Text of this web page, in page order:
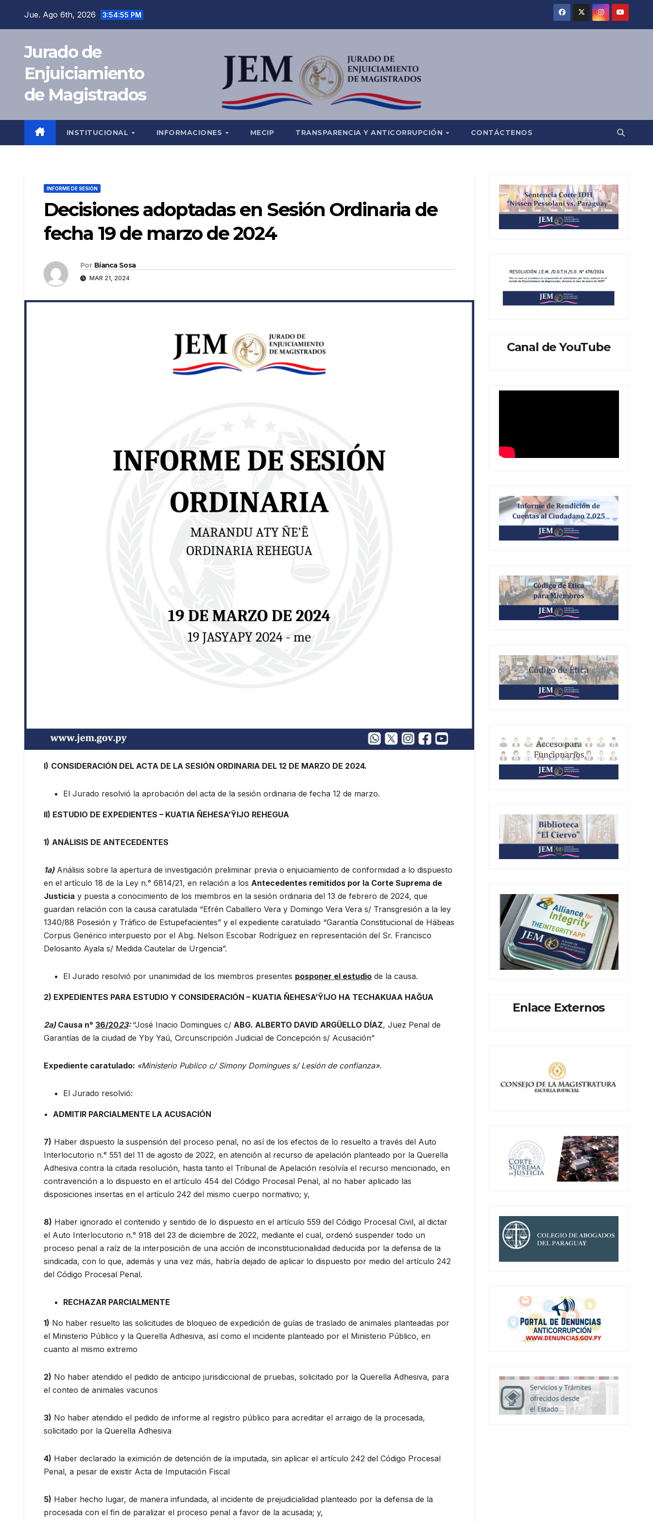
Jue. Ago 6th, 2026 3:54:56 PM
Jurado de
Enjuiciamiento
de Magistrados
INSTITUCIONAL INFORMACIONES MECIP TRANSPARENCIA Y ANTICORRUPCIÓN CONTÁCTENOS
INFORME DE SESIÓN
Decisiones adoptadas en Sesión Ordinaria de
fecha 19 de marzo de 2024
Por Bianca Sosa
MAR 21, 2024
I) CONSIDERACIÓN DEL ACTA DE LA SESIÓN ORDINARIA DEL 12 DE MARZO DE 2024.
El Jurado resolvió la aprobación del acta de la sesión ordinaria de fecha 12 de marzo.
II) ESTUDIO DE EXPEDIENTES – KUATIA ÑEHESA’ỸIJO REHEGUA
1) ANÁLISIS DE ANTECEDENTES
1a)Análisis sobre la apertura de investigación preliminar previa o enjuiciamiento de conformidad a lo dispuesto
en el artículo 18 de la Ley n.° 6814/21, en relación a los Antecedentes remitidos por la Corte Suprema de
Justicia y puesta a conocimiento de los miembros en la sesión ordinaria del 13 de febrero de 2024, que
guardan relación con la causa caratulada “Efrén Caballero Vera y Domingo Vera Vera s/ Transgresión a la ley
1340/88 Posesión y Tráfico de Estupefacientes” y el expediente caratulado “Garantía Constitucional de Hábeas
Corpus Genérico interpuesto por el Abg. Nelson Escobar Rodríguez en representación del Sr. Francisco
Delosanto Ayala s/ Medida Cautelar de Urgencia”.
El Jurado resolvió por unanimidad de los miembros presentes posponer el estudio de la causa.
2) EXPEDIENTES PARA ESTUDIO Y CONSIDERACIÓN – KUATIA ÑEHESA’ỸIJO HA TECHAKUAA HAĞUA
2a)Causa n° 36/2023:“José Inacio Domingues c/ ABG. ALBERTO DAVID ARGÜELLO DÍAZ, Juez Penal de
Garantías de la ciudad de Yby Yaú, Circunscripción Judicial de Concepción s/ Acusación”
Expediente caratulado: «Ministerio Publico c/ Simony Domingues s/ Lesión de confianza».
El Jurado resolvió:
• ADMITIR PARCIALMENTE LA ACUSACIÓN
7) Haber dispuesto la suspensión del proceso penal, no así de los efectos de lo resuelto a través del Auto
Interlocutorio n.° 551 del 11 de agosto de 2022, en atención al recurso de apelación planteado por la Querella
Adhesiva contra la citada resolución, hasta tanto el Tribunal de Apelación resolvía el recurso mencionado, en
contravención a lo dispuesto en el artículo 454 del Código Procesal Penal, al no haber aplicado las
disposiciones insertas en el artículo 242 del mismo cuerpo normativo; y,
8) Haber ignorado el contenido y sentido de lo dispuesto en el artículo 559 del Código Procesal Civil, al dictar
el Auto Interlocutorio n.° 918 del 23 de diciembre de 2022, mediante el cual, ordenó suspender todo un
proceso penal a raíz de la interposición de una acción de inconstitucionalidad deducida por la defensa de la
sindicada, con lo que, además y una vez más, habría dejado de aplicar lo dispuesto por medio del artículo 242
del Código Procesal Penal.
RECHAZAR PARCIALMENTE
1) No haber resuelto las solicitudes de bloqueo de expedición de guías de traslado de animales planteadas por
el Ministerio Público y la Querella Adhesiva, así como el incidente planteado por el Ministerio Público, en
cuanto al mismo extremo
2) No haber atendido el pedido de anticipo jurisdiccional de pruebas, solicitado por la Querella Adhesiva, para
el conteo de animales vacunos
3) No haber atendido el pedido de informe al registro público para acreditar el arraigo de la procesada,
solicitado por la Querella Adhesiva
4) Haber declarado la eximición de detención de la imputada, sin aplicar el artículo 242 del Código Procesal
Penal, a pesar de existir Acta de Imputación Fiscal
5) Haber hecho lugar, de manera infundada, al incidente de prejudicialidad planteado por la defensa de la
procesada con el fin de paralizar el proceso penal a favor de la acusada; y,
Canal de YouTube
Enlace Externos